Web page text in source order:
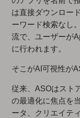
は直接ダウンロー
ーワード検索なし
流で、ユーザーが
に行われます。
そこがAI可視性が
従来、ASOはスト
の最適化に焦点を
ータ、クリエイテ